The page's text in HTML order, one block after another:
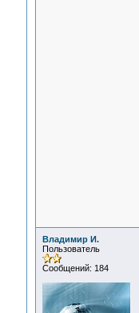
Владимир И.
Пользователь
Сообщений: 184